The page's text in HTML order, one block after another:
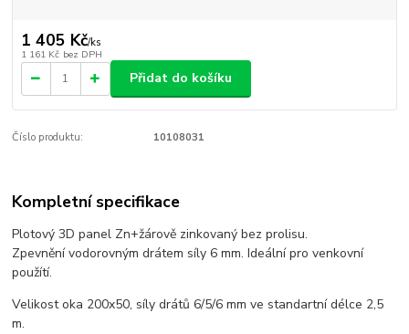
1 405 Kč/ks
1 161 Kč bez DPH
Přidat do košíku
Číslo produktu: 10108031
Kompletní specifikace
Plotový 3D panel Zn+žárově zinkovaný bez prolisu.
Zpevnění vodorovným drátem síly 6 mm. Ideální pro venkovní
použítí.
Velikost oka 200x50, síly drátů 6/5/6 mm ve standartní délce 2,5
m.